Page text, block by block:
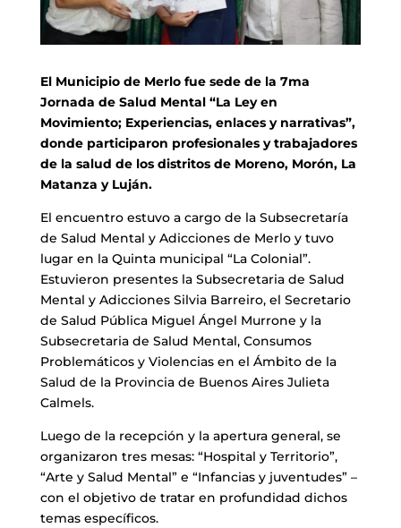
El Municipio de Merlo fue sede de la 7ma
Jornada de Salud Mental “La Ley en
Movimiento; Experiencias, enlaces y narrativas”,
donde participaron profesionales y trabajadores
de la salud de los distritos de Moreno, Morón, La
Matanza y Luján.
El encuentro estuvo a cargo de la Subsecretaría
de Salud Mental y Adicciones de Merlo y tuvo
lugar en la Quinta municipal “La Colonial”.
Estuvieron presentes la Subsecretaria de Salud
Mental y Adicciones Silvia Barreiro, el Secretario
de Salud Pública Miguel Ángel Murrone y la
Subsecretaria de Salud Mental, Consumos
Problemáticos y Violencias en el Ámbito de la
Salud de la Provincia de Buenos Aires Julieta
Calmels.
Luego de la recepción y la apertura general, se
organizaron tres mesas: “Hospital y Territorio”,
“Arte y Salud Mental” e “Infancias y juventudes” –
con el objetivo de tratar en profundidad dichos
temas específicos.